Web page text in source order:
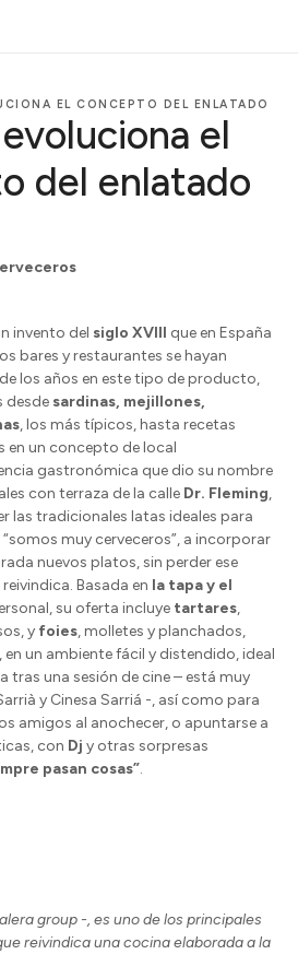
EL CONCEPTO DEL ENLATADO
el
del enlatado
invento del siglo XVIII que en España
bares y restaurantes se hayan
los años en este tipo de producto,
desde sardinas, mejillones,
, los más típicos, hasta recetas
un concepto de local
gastronómica que dio su nombre
con terraza de la calle Dr. Fleming,
las tradicionales latas ideales para
muy cerveceros”, a incorporar
nuevos platos, sin perder ese
Basada en la tapa y el
su oferta incluye tartares,
y foies, molletes y planchados,
un ambiente fácil y distendido, ideal
tras una sesión de cine – está muy
y Cinesa Sarriá -, así como para
amigos al anochecer, o apuntarse a
con Dj y otras sorpresas
pasan cosas”.
group -, es uno de los principales
reivindica una cocina elaborada a la